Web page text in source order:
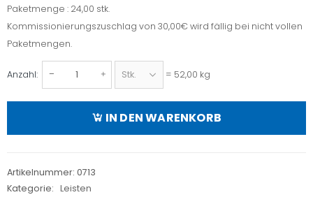
wird
auf
einer
geliefert
Paketmenge
Paketmenge : 24,00 stk.
Kommissionierungszuschlag von 30,00€ wird fällig bei nicht vollen
Paketmengen.
= 52,00 kg
Anzahl:
Dehli
cm,
gespalten
IN DEN WARENKORB
Artikelnummer: 0713
Kategorie:
Leisten